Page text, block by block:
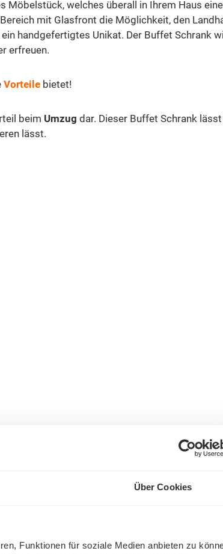
Über Cookies
Funktionen für soziale Medien anbieten zu
welches überall in Ihrem Haus
mit Glasfront die Möglichkeit, den
handgefertigtes Unikat. Der Buffet Schrank
erfreuen.
Vorteile bietet!
beim Umzug dar. Dieser Buffet Schrank
lässt.